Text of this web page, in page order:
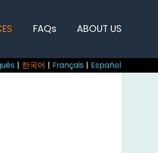
FAQs ABOUT US
| 한국어 | Français | Español